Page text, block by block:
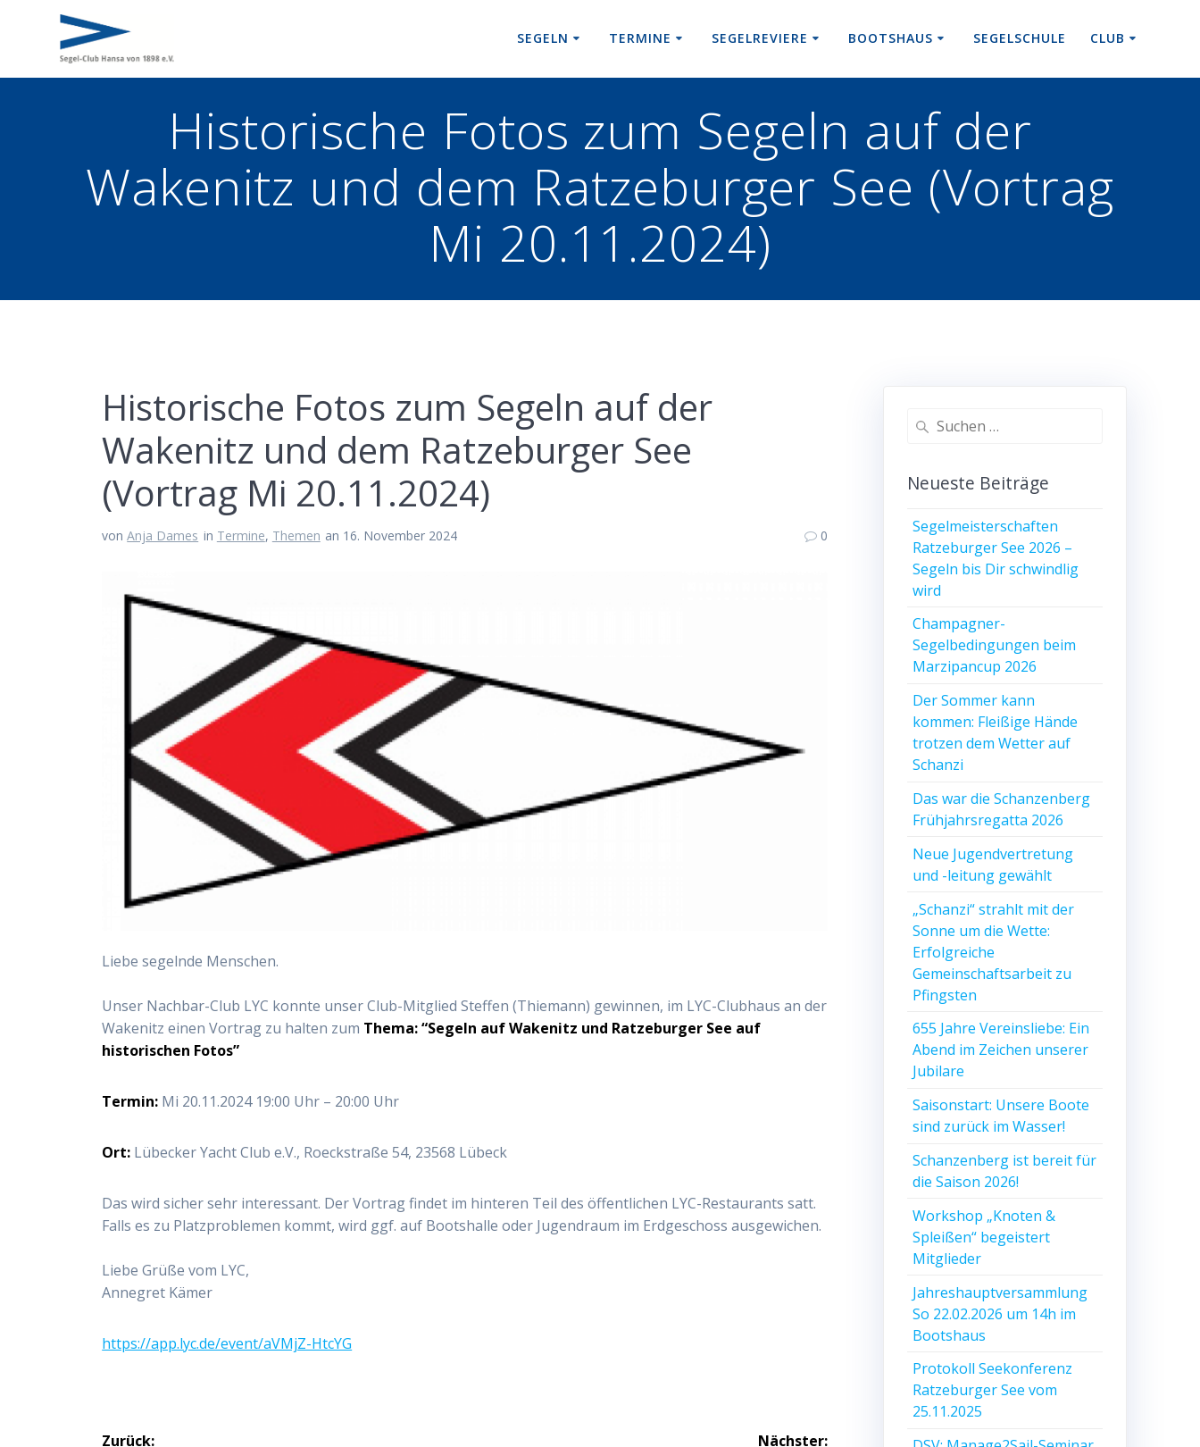
SEGELN TERMINE SEGELREVIERE BOOTSHAUS SEGELSCHULE CLUB
Historische Fotos zum Segeln auf der
Wakenitz und dem Ratzeburger See (Vortrag
Mi 20.11.2024)
Historische Fotos zum Segeln auf der
Wakenitz und dem Ratzeburger See
(Vortrag Mi 20.11.2024)
vonAnja Dames in Termine, Themen an 16. November 2024 0
Liebe segelnde Menschen.
Unser Nachbar-Club LYC konnte unser Club-Mitglied Steffen (Thiemann) gewinnen, im LYC-Clubhaus an der
Wakenitz einen Vortrag zu halten zum Thema: “Segeln auf Wakenitz und Ratzeburger See auf
historischen Fotos”
Termin: Mi 20.11.2024 19:00 Uhr – 20:00 Uhr
Ort: Lübecker Yacht Club e.V., Roeckstraße 54, 23568 Lübeck
Das wird sicher sehr interessant. Der Vortrag findet im hinteren Teil des öffentlichen LYC-Restaurants satt.
Falls es zu Platzproblemen kommt, wird ggf. auf Bootshalle oder Jugendraum im Erdgeschoss ausgewichen.
Liebe Grüße vom LYC,
Annegret Kämer
https://app.lyc.de/event/aVMjZ-HtcYG
Beitragsnavigation
Zurück:
Nächster:
Suchen
Neueste Beiträge
Segelmeisterschaften
Ratzeburger See 2026 –
Segeln bis Dir schwindlig
wird
Champagner-
Segelbedingungen beim
Marzipancup 2026
Der Sommer kann
kommen: Fleißige Hände
trotzen dem Wetter auf
Schanzi
Das war die Schanzenberg
Frühjahrsregatta 2026
Neue Jugendvertretung
und -leitung gewählt
„Schanzi“ strahlt mit der
Sonne um die Wette:
Erfolgreiche
Gemeinschaftsarbeit zu
Pfingsten
655 Jahre Vereinsliebe: Ein
Abend im Zeichen unserer
Jubilare
Saisonstart: Unsere Boote
sind zurück im Wasser!
Schanzenberg ist bereit für
die Saison 2026!
Workshop „Knoten &
Spleißen“ begeistert
Mitglieder
Jahreshauptversammlung
So 22.02.2026 um 14h im
Bootshaus
Protokoll Seekonferenz
Ratzeburger See vom
25.11.2025